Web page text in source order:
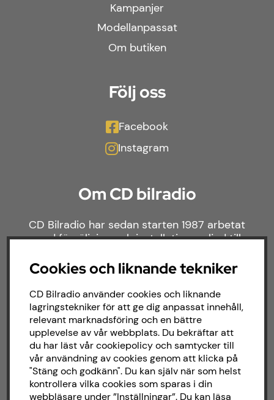
Kampanjer
Modellanpassat
Om butiken
Följ oss
Facebook
Instagram
Om CD bilradio
CD Bilradio har sedan starten 1987 arbetat
med försäljning och installation av ljud till
brett sortiment av billjud till alla typer av
bilmärken och behov.
Cookies och liknande tekniker
CD Bilradio använder cookies och liknande
lagringstekniker för att ge dig anpassat innehåll,
relevant marknadsföring och en bättre
upplevelse av vår webbplats. Du bekräftar att
du har läst vår cookiepolicy och samtycker till
vår användning av cookies genom att klicka på
"Stäng och godkänn". Du kan själv när som helst
kontrollera vilka cookies som sparas i din
webbläsare under ”Inställningar”. Du kan läsa